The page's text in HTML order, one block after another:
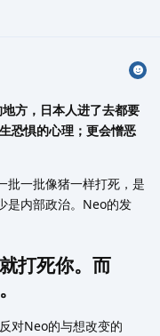
方，日本人进了去都要
恐惧的心理；更会憎恶
批一批像猪一样打死，是
是内部政治。Neo的发
打死你。而
对Neo的与想改变的